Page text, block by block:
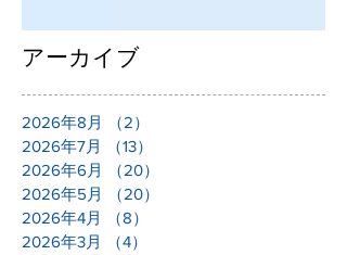
アーカイブ
2026年8月 （2）
2026年7月
（13）
2026年6月
（20）
2026年5月
（20）
2026年4月
（8）
2026年3月
（4）